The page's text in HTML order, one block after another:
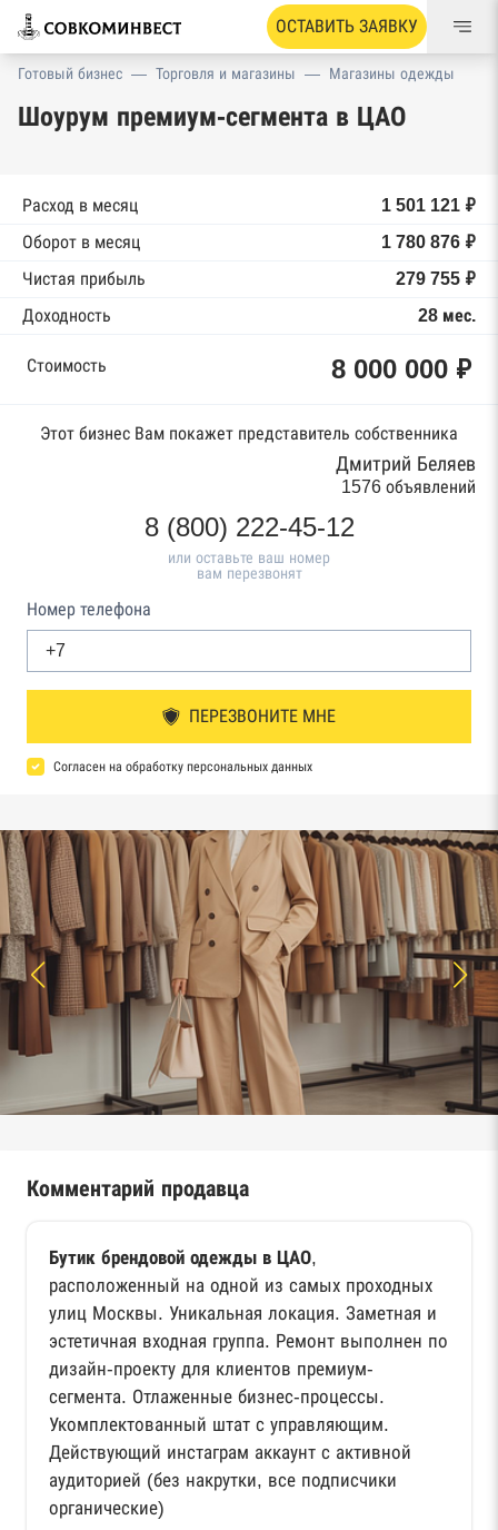
ОСТАВИТЬ ЗАЯВКУ
Готовый бизнес — Торговля и магазины — Магазины одежды
Шоурум премиум-сегмента в ЦАО
Расход в месяц
1 501 121 ₽
Оборот в месяц
1 780 876 ₽
Чистая прибыль
279 755 ₽
Доходность
28 мес.
Стоимость 8 000 000 ₽
Этот бизнес Вам покажет представитель собственника
Дмитрий Беляев
1576 объявлений
8 (800) 222-45-12
или оставьте ваш номер
вам перезвонят
Номер телефона
ПЕРЕЗВОНИТЕ МНЕ
Согласен на обработку персональных данных
Комментарий продавца
Бутик брендовой одежды в ЦАО,
расположенный на одной из самых проходных
улиц Москвы. Уникальная локация. Заметная и
эстетичная входная группа. Ремонт выполнен по
дизайн-проекту для клиентов премиум-
сегмента. Отлаженные бизнес-процессы.
Укомплектованный штат с управляющим.
Действующий инстаграм аккаунт с активной
аудиторией (без накрутки, все подписчики
органические)